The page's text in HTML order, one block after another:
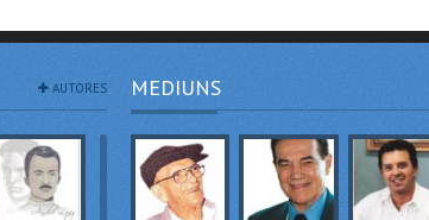
AUTORES MEDIUNS